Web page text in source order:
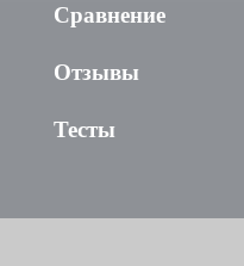
Сравнение
Отзывы
Тесты